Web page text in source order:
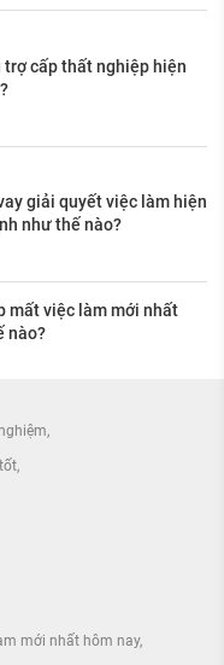
cấp thất nghiệp hiện
giải quyết việc làm hiện
như thế nào?
mất việc làm mới nhất
nào?
mới nhất hôm nay